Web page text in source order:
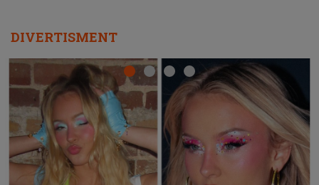
DIVERTISMENT